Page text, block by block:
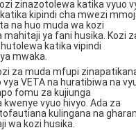
zinazotolewa katika vyuo
kipindi cha mwezi
na huo muda wa kozi
ya fani husika. Kozi
katika vipindi
mwaka.
za muda mfupi
vya VETA na huratibiwa na
fomu za kujiunga
vyuo hivyo. Ada za
kulingana na
wa kozi husika.